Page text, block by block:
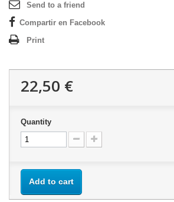
Send to a friend
Compartir en Facebook
Print
22,50 €
Quantity
Add to cart